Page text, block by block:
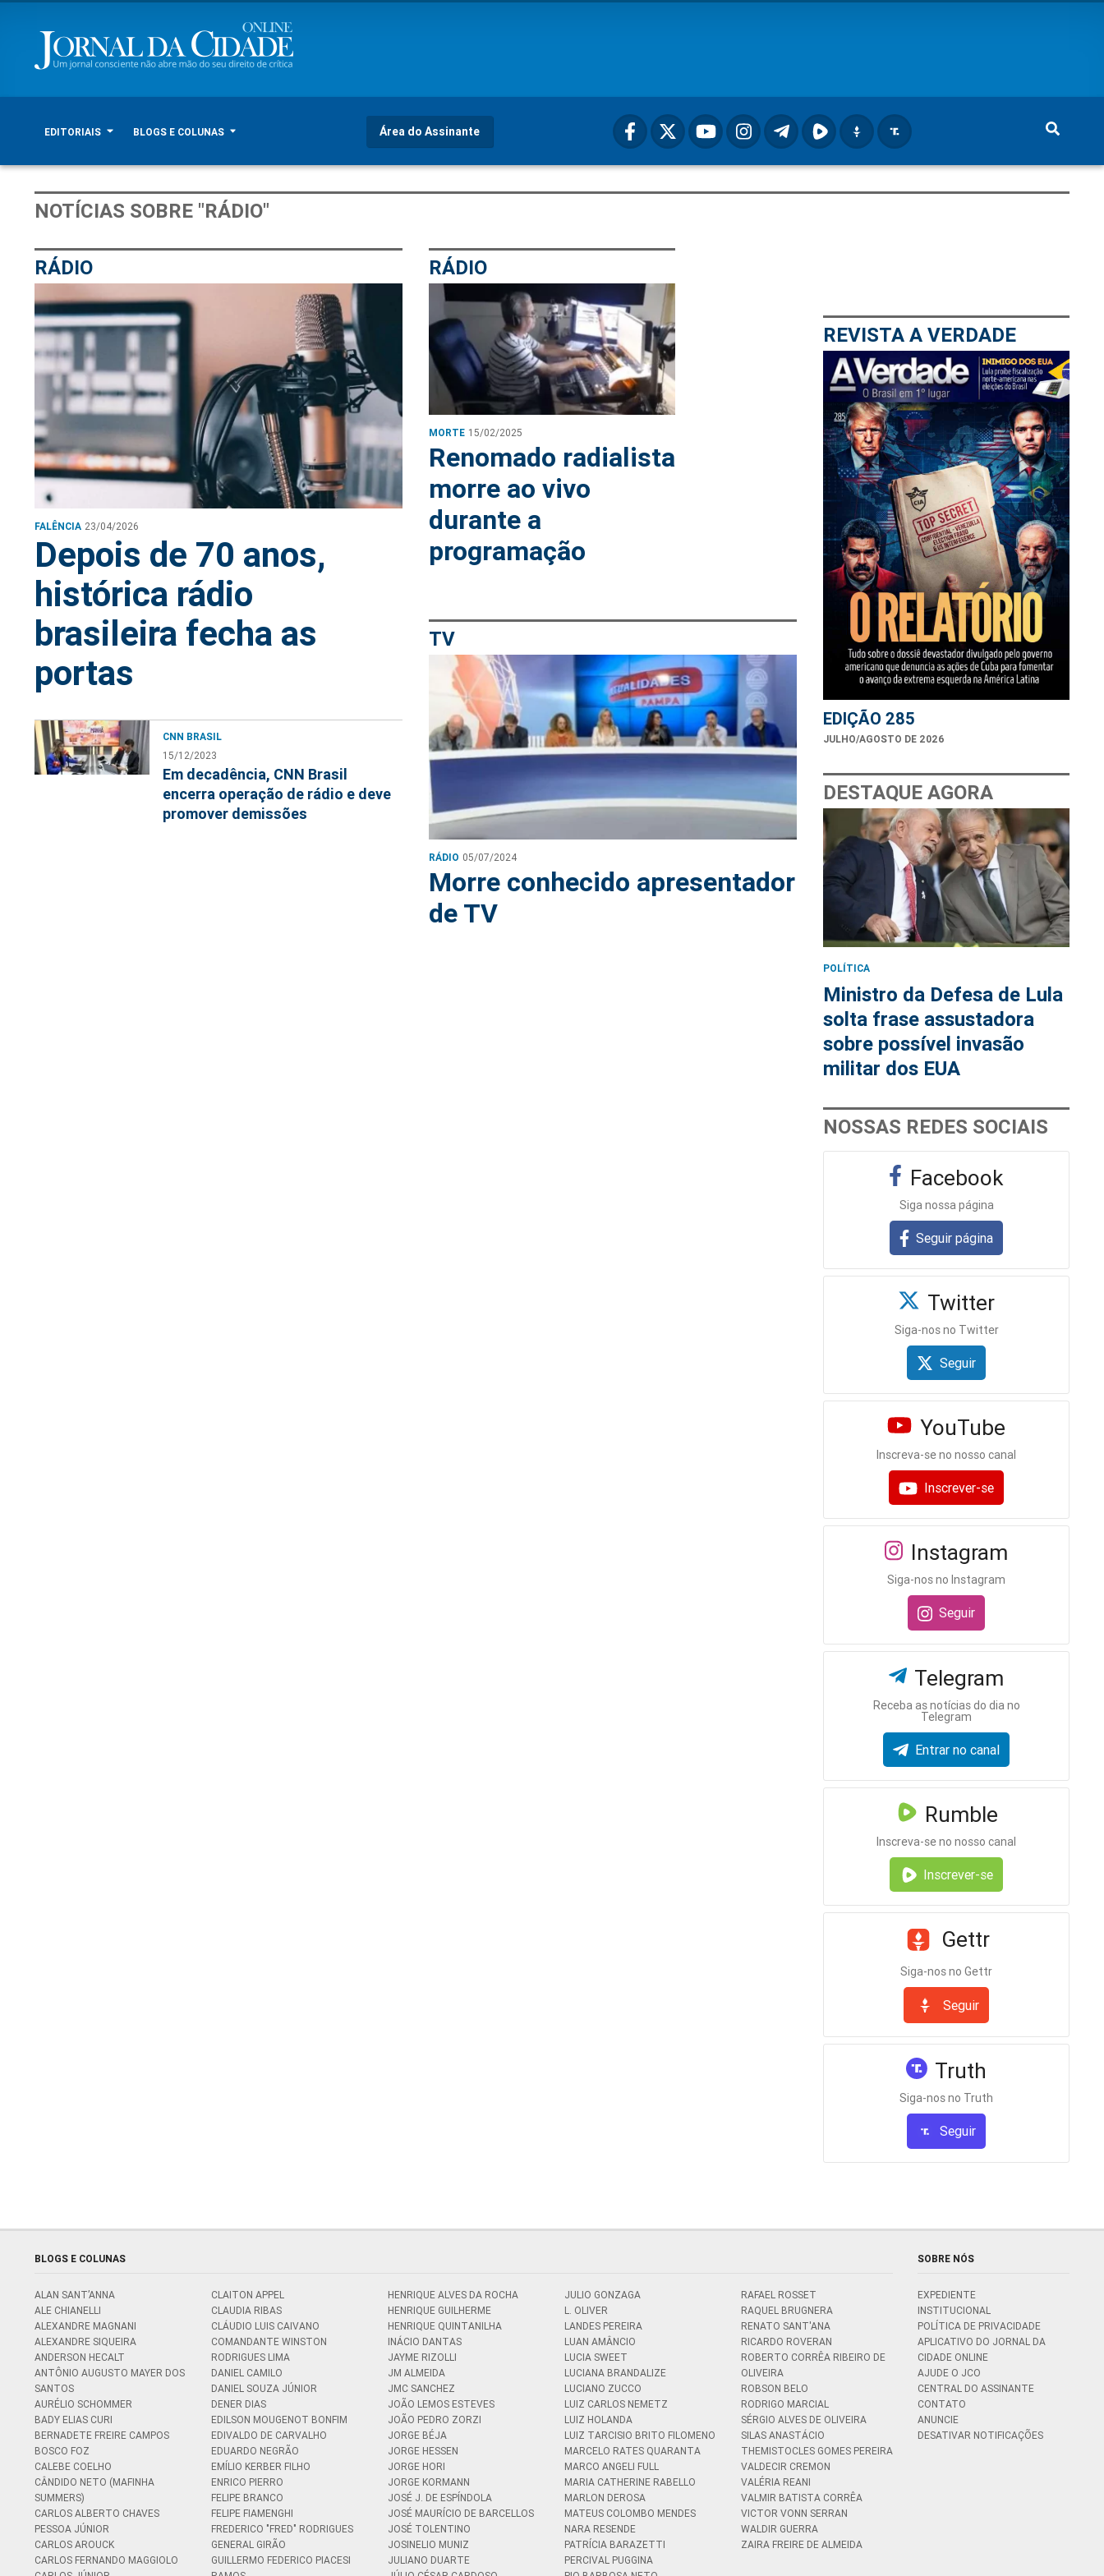
EDITORIAIS BLOGS E COLUNAS Área do Assinante
NOTÍCIAS SOBRE "RÁDIO"
RÁDIO
FALÊNCIA 23/04/2026
Depois de 70 anos,
histórica rádio
brasileira fecha as
portas
CNN BRASIL
15/12/2023
Em decadência, CNN Brasil
encerra operação de rádio e deve
promover demissões
RÁDIO
MORTE 15/02/2025
Renomado radialista
morre ao vivo
durante a
programação
TV
RÁDIO 05/07/2024
Morre conhecido apresentador
de TV
REVISTA A VERDADE
EDIÇÃO 285
JULHO/AGOSTO DE 2026
DESTAQUE AGORA
POLÍTICA
Ministro da Defesa de Lula
solta frase assustadora
sobre possível invasão
militar dos EUA
NOSSAS REDES SOCIAIS
Facebook
Siga nossa página
Seguir página
Twitter
Siga-nos no Twitter
Seguir
YouTube
Inscreva-se no nosso canal
Inscrever-se
Instagram
Siga-nos no Instagram
Seguir
Telegram
Receba as notícias do dia no
Telegram
Entrar no canal
Rumble
Inscreva-se no nosso canal
Inscrever-se
Gettr
Siga-nos no Gettr
Seguir
Truth
Siga-nos no Truth
Seguir
BLOGS E COLUNAS
ALAN SANT’ANNA
ALE CHIANELLI
ALEXANDRE MAGNANI
ALEXANDRE SIQUEIRA
ANDERSON HECALT
ANTÔNIO AUGUSTO MAYER DOS
SANTOS
AURÉLIO SCHOMMER
BADY ELIAS CURI
BERNADETE FREIRE CAMPOS
BOSCO FOZ
CALEBE COELHO
CÂNDIDO NETO (MAFINHA
SUMMERS)
CARLOS ALBERTO CHAVES
PESSOA JÚNIOR
CARLOS AROUCK
CARLOS FERNANDO MAGGIOLO
CLAITON APPEL
CLAUDIA RIBAS
CLÁUDIO LUIS CAIVANO
COMANDANTE WINSTON
RODRIGUES LIMA
DANIEL CAMILO
DANIEL SOUZA JÚNIOR
DENER DIAS
EDILSON MOUGENOT BONFIM
EDIVALDO DE CARVALHO
EDUARDO NEGRÃO
EMÍLIO KERBER FILHO
ENRICO PIERRO
FELIPE BRANCO
FELIPE FIAMENGHI
FREDERICO "FRED" RODRIGUES
GENERAL GIRÃO
GUILLERMO FEDERICO PIACESI
HENRIQUE ALVES DA ROCHA
HENRIQUE GUILHERME
HENRIQUE QUINTANILHA
INÁCIO DANTAS
JAYME RIZOLLI
JM ALMEIDA
JMC SANCHEZ
JOÃO LEMOS ESTEVES
JOÃO PEDRO ZORZI
JORGE BÉJA
JORGE HESSEN
JORGE HORI
JORGE KORMANN
JOSÉ J. DE ESPÍNDOLA
JOSÉ MAURÍCIO DE BARCELLOS
JOSÉ TOLENTINO
JOSINELIO MUNIZ
JULIANO DUARTE
JULIO GONZAGA
L. OLIVER
LANDES PEREIRA
LUAN AMÂNCIO
LUCIA SWEET
LUCIANA BRANDALIZE
LUCIANO ZUCCO
LUIZ CARLOS NEMETZ
LUIZ HOLANDA
LUIZ TARCISIO BRITO FILOMENO
MARCELO RATES QUARANTA
MARCO ANGELI FULL
MARIA CATHERINE RABELLO
MARLON DEROSA
MATEUS COLOMBO MENDES
NARA RESENDE
PATRÍCIA BARAZETTI
PERCIVAL PUGGINA
RAFAEL ROSSET
RAQUEL BRUGNERA
RENATO SANT'ANA
RICARDO ROVERAN
ROBERTO CORRÊA RIBEIRO DE
OLIVEIRA
ROBSON BELO
RODRIGO MARCIAL
SÉRGIO ALVES DE OLIVEIRA
SILAS ANASTÁCIO
THEMISTOCLES GOMES PEREIRA
VALDECIR CREMON
VALÉRIA REANI
VALMIR BATISTA CORRÊA
VICTOR VONN SERRAN
WALDIR GUERRA
ZAIRA FREIRE DE ALMEIDA
SOBRE NÓS
EXPEDIENTE
INSTITUCIONAL
POLÍTICA DE PRIVACIDADE
APLICATIVO DO JORNAL DA
CIDADE ONLINE
AJUDE O JCO
CENTRAL DO ASSINANTE
CONTATO
ANUNCIE
DESATIVAR NOTIFICAÇÕES